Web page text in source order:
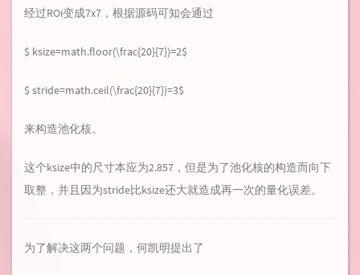
经过ROi变成7x7，根据源码可知会通过
$ ksize=math.floor(\frac{20}{7})=2$
$ stride=math.ceil(\frac{20}{7})=3$
来构造池化核。
这个ksize中的尺寸本应为2.857，但是为了池化核的构造而向下
取整，并且因为stride比ksize还大就造成再一次的量化误差。
为了解决这两个问题，何凯明提出了